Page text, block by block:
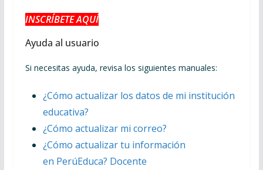
INSCRÍBETE AQUÍ
Ayuda al usuario
Si necesitas ayuda, revisa los siguientes manuales:
¿Cómo actualizar los datos de mi institución
educativa?
¿Cómo actualizar mi correo?
¿Cómo actualizar tu información
en PerúEduca? Docente